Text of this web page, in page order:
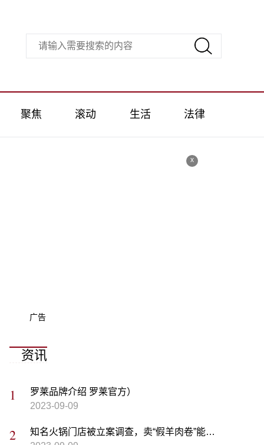
聚焦 滚动 生活 法律
x
广告
资讯
罗莱品牌介绍 罗莱官方）
2023-09-09
知名火锅门店被立案调查，卖“假羊肉卷”能有多挣钱？